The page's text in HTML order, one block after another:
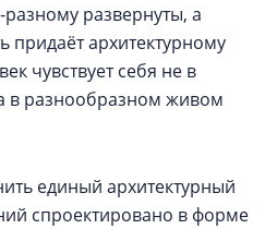
развернуты, а
придаёт архитектурному
чувствует себя не в
в разнообразном живом
единый архитектурный
спроектировано в форме